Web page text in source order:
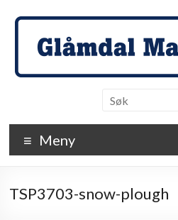
Maskin
…
detaljene
Meny
TSP3703-snow-plough